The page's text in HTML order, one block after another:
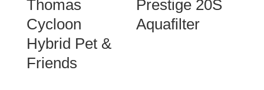
Thomas
Cycloon
Hybrid Pet &
Friends
Prestige 20S
Aquafilter